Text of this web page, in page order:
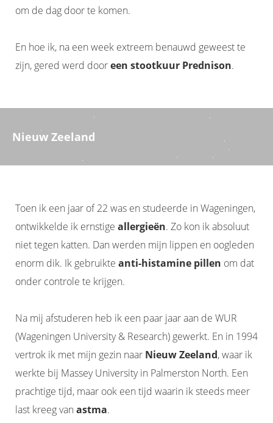
om de dag door te komen.
En hoe ik, na een week extreem benauwd geweest te
zijn, gered werd dooreen stootkuur Prednison.
Nieuw Zeeland
Toen ik een jaar of 22 was en studeerde in Wageningen,
ontwikkelde ik ernstige allergieën. Zo kon ik absoluut
niet tegen katten. Dan werden mijn lippen en oogleden
enorm dik. Ik gebruikte anti-histamine pillen om dat
onder controle te krijgen.
Na mij afstuderen heb ik een paar jaar aan de WUR
(Wageningen University & Research) gewerkt. En in 1994
vertrok ik met mijn gezin naar Nieuw Zeeland, waar ik
werkte bij Massey University in Palmerston North. Een
prachtige tijd, maar ook een tijd waarin ik steeds meer
last kreeg van astma.